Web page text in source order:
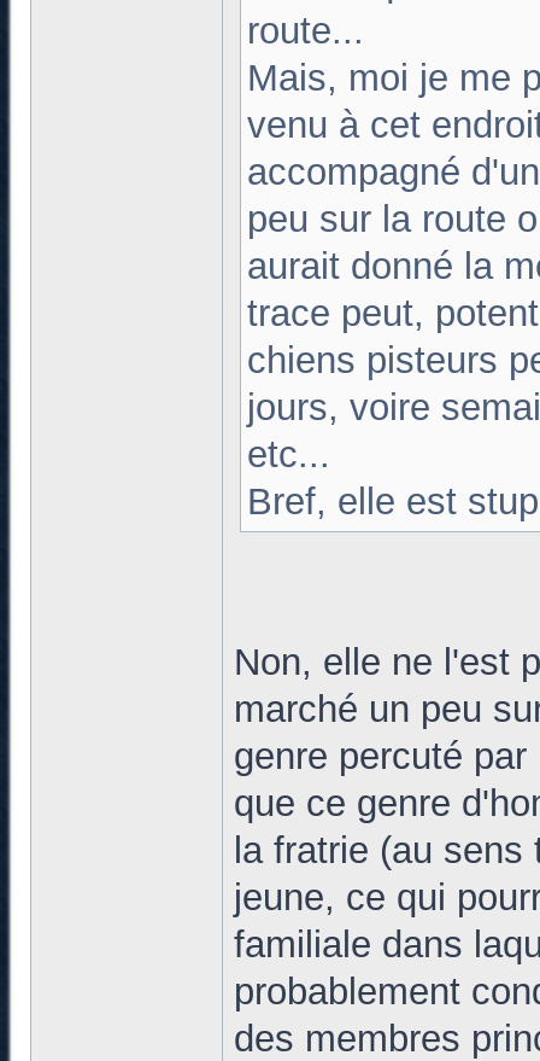
route...
Mais, moi je me
venu à cet
accompagné
peu sur la route
aurait donné la
trace peut,
chiens pisteurs
jours, voire
etc...
Bref, elle est
Non, elle ne l'est
marché un peu
genre percuté
que ce genre
la fratrie (au
jeune, ce qui
familiale dans
probablement
des membres